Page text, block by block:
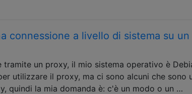
connessione a livello di sistema su
tramite un proxy, il mio sistema operativo è
utilizzare il proxy, ma ci sono alcuni che sono
quindi la mia domanda è: c'è un modo o un …